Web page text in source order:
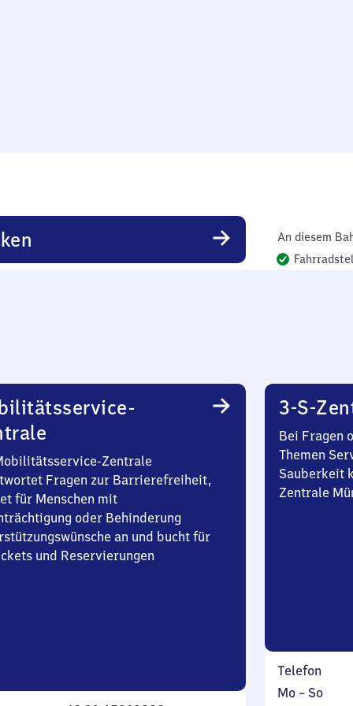
An diesem
Zentrale
Fragen zur Barrierefreiheit,
für Menschen mit
oder Behinderung
an und bucht für
und Reservierungen
3-S-
Bei Fragen
Themen
Sauberkeit
Zentrale
Telefon
Montag
Mo – So,